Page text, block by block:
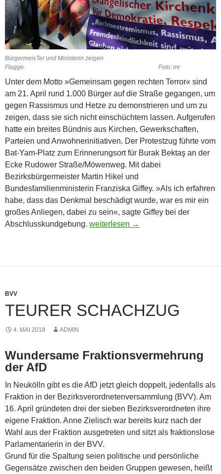
BürgermeisTer und Ministerin zeigen
Flagge. Foto: mr
Unter dem Motto »Gemeinsam gegen rechten Terror« sind
am 21. April rund 1.000 Bürger auf die Straße gegangen, um
gegen Rassismus und Hetze zu demonstrieren und um zu
zeigen, dass sie sich nicht einschüchtern lassen. Aufgerufen
hatte ein breites Bündnis aus Kirchen, Gewerkschaften,
Parteien und Anwohnerinitiativen. Der Protestzug führte vom
Bat-Yam-Platz zum Erinnerungsort für Burak Bektaş an der
Ecke Rudower Straße/Möwenweg. Mit dabei
Bezirksbürgermeister Martin Hikel und
Bundesfamilienministerin Franziska Giffey. »Als ich erfahren
habe, dass das Denkmal beschädigt wurde, war es mir ein
großes Anliegen, dabei zu sein«, sagte Giffey bei der
Abschlusskundgebung. »Wir sind stärker, wir sind mehr.«
weiterlesen →
BVV
TEURER SCHACHZUG
4. MAI 2018 ADMIN
Wundersame Fraktionsvermehrung
der AfD
In Neukölln gibt es die AfD jetzt gleich doppelt, jedenfalls als
Fraktion in der Bezirksverordnetenversammlung (BVV). Am
16. April gründeten drei der sieben Bezirksverordneten ihre
eigene Fraktion. Anne Zielisch war bereits kurz nach der
Wahl aus der Fraktion ausgetreten und sitzt als fraktionslose
Parlamentarierin in der BVV.
Grund für die Spaltung seien politische und persönliche
Gegensätze zwischen den beiden Gruppen gewesen, heißt